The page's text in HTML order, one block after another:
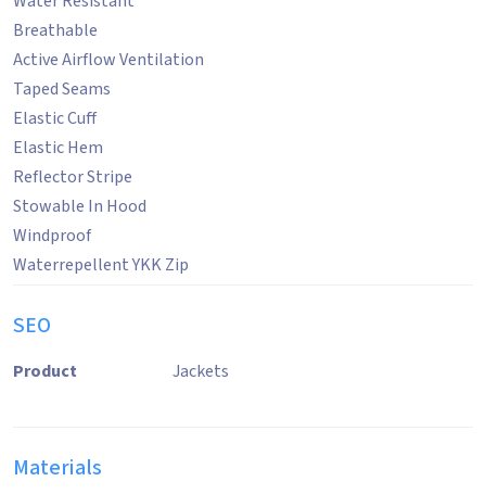
Breathable
Active Airflow Ventilation
Taped Seams
Elastic Cuff
Elastic Hem
Reflector Stripe
Stowable In Hood
Windproof
Waterrepellent YKK Zip
SEO
Product Jackets
Materials